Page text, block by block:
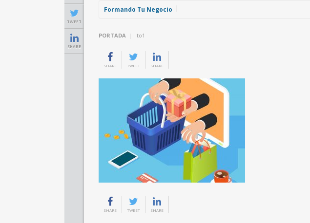
TWEET
SHARE
Formando Tu Negocio
PORTADA | to1
SHARE TWEET SHARE
SHARE TWEET SHARE